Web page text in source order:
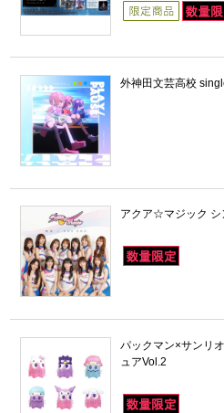
外神田文芸高校
アクア☆マジック シ
パックマン×サンリ
ュアVol.2